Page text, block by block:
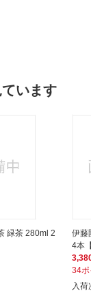
います
緑茶 280ml 2
伊藤
4本
34ポ
入荷